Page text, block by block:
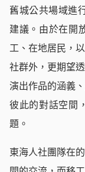
舊城公共場域進
建議。由於在開
工、在地居民，
社群外，更期望
演出作品的涵義
彼此的對話空間
題。
東海人社團隊在